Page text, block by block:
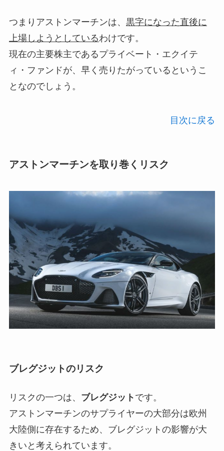
つまりアストンマーチンは、 黒字になった直後に
上場しようとしているわけです。
現在の主要株主であるプライベート・エクイテ
ィ・ファンドが、早く売りたがっているというこ
となのでしょう。
目次に戻る
アストンマーチンを取り巻くリスク
ブレグジットのリスク
リスクの一つは、 ブレグジット です。
アストンマーチンのサプライヤーの大部分は欧州
大陸側に存在するため、ブレグジットの影響が大
きいと考えられています。